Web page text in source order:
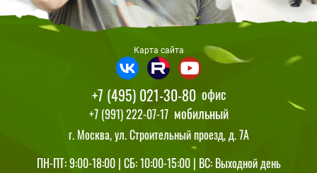
ПН-ПТ: 9:00-18:00 | СБ: 10:00-15:00 | ВС: Выходной день
+7 (495) 021-30-80 офис
+7 (991) 222-07-17 мобильный
г. Москва, ул. Строительный проезд, д. 7А
Карта сайта